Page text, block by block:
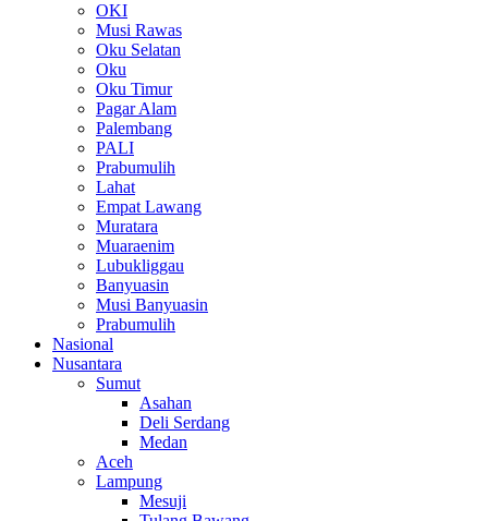
OKI
Musi Rawas
Oku Selatan
Oku
Oku Timur
Pagar Alam
Palembang
PALI
Prabumulih
Lahat
Empat Lawang
Muratara
Muaraenim
Lubukliggau
Banyuasin
Musi Banyuasin
Prabumulih
Nasional
Nusantara
Sumut
Asahan
Deli Serdang
Medan
Aceh
Lampung
Mesuji